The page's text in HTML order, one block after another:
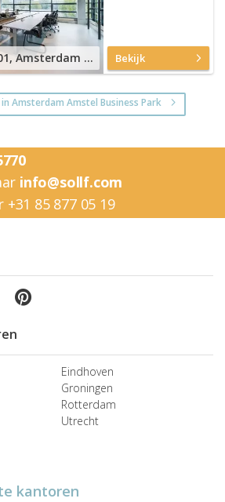
Joop Geesinkweg 201, Amsterdam Amstel Business Park Bekijk
Amsterdam Amstel Business Park
info@sollf.com
85 877 05 19
Eindhoven
Groningen
Rotterdam
Utrecht
kantoren